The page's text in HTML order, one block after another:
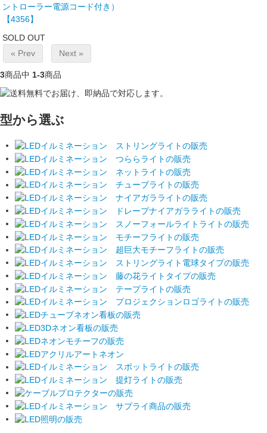
ントローラー電源コード付き）
【4356】
SOLD OUT
« Prev
Next »
3商品中 1-3商品
型から選ぶ